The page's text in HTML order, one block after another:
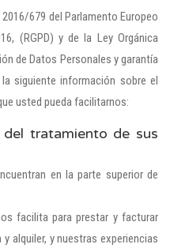
679 del Parlamento Europeo
(RGPD) y de la Ley Orgánica
de Datos Personales y garantía
siguiente información sobre el
usted pueda facilitarnos:
del tratamiento de sus
en la parte superior de
facilita para prestar y facturar
alquiler, y nuestras experiencias